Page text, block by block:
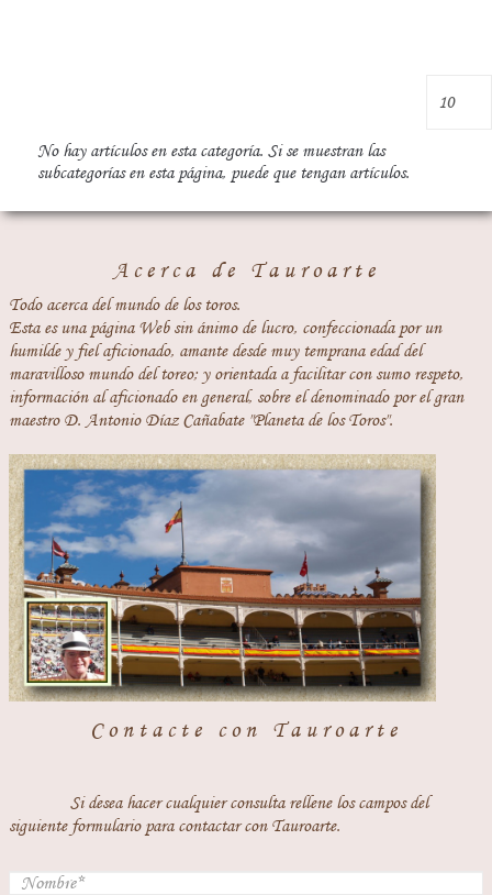
No hay artículos en esta categoría. Si se muestran las
subcategorías en esta página, puede que tengan artículos.
Acerca de Tauroarte
Todo acerca del mundo de los toros.
Esta es una página Web sin ánimo de lucro, confeccionada por un
humilde y fiel aficionado, amante desde muy temprana edad del
maravilloso mundo del toreo; y orientada a facilitar con sumo respeto,
información al aficionado en general, sobre el denominado por el gran
maestro D. Antonio Díaz Cañabate "Planeta de los Toros".
Contacte con Tauroarte
Si desea hacer cualquier consulta rellene los campos del
siguiente formulario para contactar con Tauroarte.